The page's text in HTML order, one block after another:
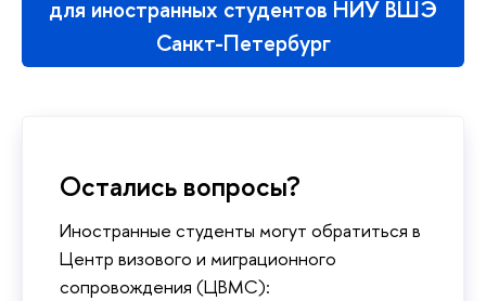
для иностранных студентов НИУ ВШЭ
Санкт-Петербург
Остались вопросы?
Иностранные студенты могут обратиться в
Центр визового и миграционного
сопровождения (ЦВМС):